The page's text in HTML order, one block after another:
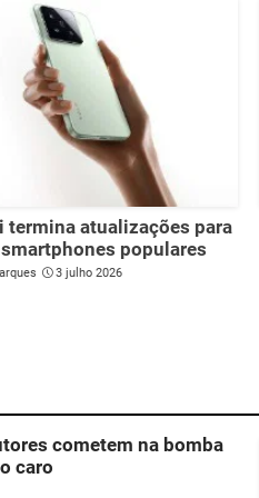
termina atualizações para
populares
3 julho 2026
cometem na bomba
caro